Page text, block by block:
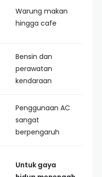
Warung makan
hingga cafe
Bensin dan
perawatan
kendaraan
Penggunaan AC
sangat
berpengaruh
Untuk gaya